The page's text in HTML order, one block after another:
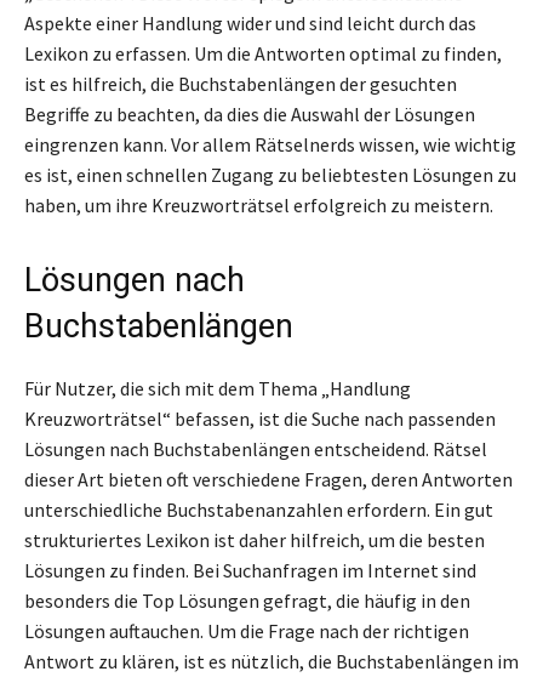
Aspekte einer Handlung wider und sind leicht durch das
Lexikon zu erfassen. Um die Antworten optimal zu finden,
ist es hilfreich, die Buchstabenlängen der gesuchten
Begriffe zu beachten, da dies die Auswahl der Lösungen
eingrenzen kann. Vor allem Rätselnerds wissen, wie wichtig
es ist, einen schnellen Zugang zu beliebtesten Lösungen zu
haben, um ihre Kreuzworträtsel erfolgreich zu meistern.
Lösungen nach
Buchstabenlängen
Für Nutzer, die sich mit dem Thema „Handlung
Kreuzworträtsel“ befassen, ist die Suche nach passenden
Lösungen nach Buchstabenlängen entscheidend. Rätsel
dieser Art bieten oft verschiedene Fragen, deren Antworten
unterschiedliche Buchstabenanzahlen erfordern. Ein gut
strukturiertes Lexikon ist daher hilfreich, um die besten
Lösungen zu finden. Bei Suchanfragen im Internet sind
besonders die Top Lösungen gefragt, die häufig in den
Lösungen auftauchen. Um die Frage nach der richtigen
Antwort zu klären, ist es nützlich, die Buchstabenlängen im